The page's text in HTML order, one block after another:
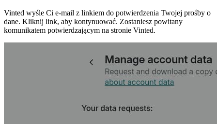
Vinted wyśle Ci e-mail z linkiem do potwierdzenia Twojej prośby o
dane. Kliknij link, aby kontynuować. Zostaniesz powitany
komunikatem potwierdzającym na stronie Vinted.